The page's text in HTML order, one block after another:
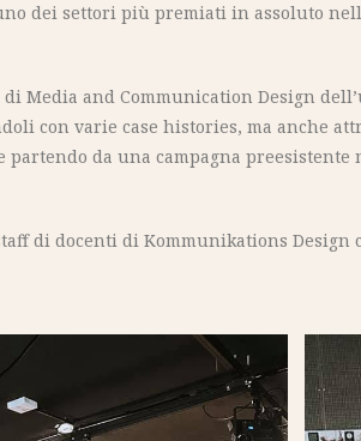
dei settori più premiati in assoluto
Media and Communication Design
con varie case histories, ma anche
da una campagna
di docenti di Kommunikations Design